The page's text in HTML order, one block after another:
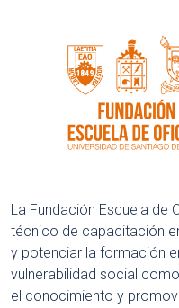
La Fundación Escuela de
técnico de capacitación
y potenciar la formación
vulnerabilidad social
el conocimiento y